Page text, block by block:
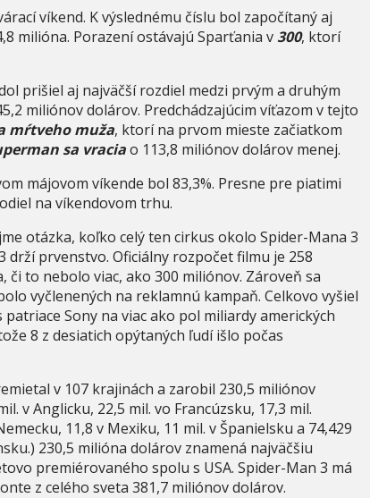
víkend. K výslednému číslu bol započítaný aj
milióna. Porazení ostávajú Sparťania v300, ktorí
prišiel aj najväčší rozdiel medzi prvým a druhým
miliónov dolárov. Predchádzajúcim víťazom v tejto
mŕtveho muža, ktorí na prvom mieste začiatkom
sa vraciao 113,8 miliónov dolárov menej.
májovom víkende bol 83,3%. Presne pre piatimi
na víkendovom trhu.
otázka, koľko celý ten cirkus okolo Spider-Mana 3
drží prvenstvo. Oficiálny rozpočet filmu je 258
či to nebolo viac, ako 300 miliónov. Zároveň sa
vyčlenených na reklamnú kampaň. Celkovo vyšiel
Sony na viac ako pol miliardy amerických
8 z desiatich opýtaných ľudí išlo počas
v 107 krajinách a zarobil 230,5 miliónov
v Anglicku, 22,5 mil. vo Francúzsku, 17,3 mil.
11,8 v Mexiku, 11 mil. v Španielsku a 74,429
230,5 milióna dolárov znamená najväčšiu
premiérovaného spolu s USA. Spider-Man 3 má
z celého sveta 381,7 miliónov dolárov.